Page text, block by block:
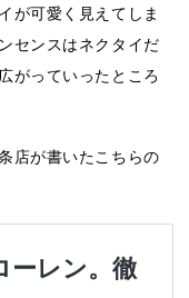
が可愛く見えてしま
センスはネクタイだ
がっていったところ
店が書いたこちらの